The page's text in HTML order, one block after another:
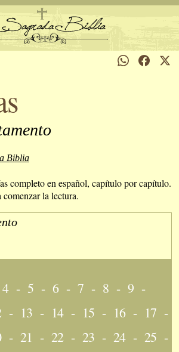
Biblia
completo en español, capítulo por capítulo.
la lectura.
4 - 5 - 6 - 7 - 8 - 9 -
- 13 - 14 - 15 - 16 - 17 -
- 21 - 22 - 23 - 24 - 25 -